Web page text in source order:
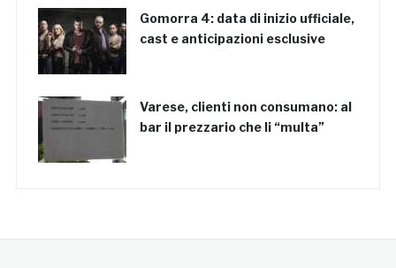
Gomorra 4: data di inizio ufficiale,
cast e anticipazioni esclusive
Varese, clienti non consumano: al
bar il prezzario che li “multa”